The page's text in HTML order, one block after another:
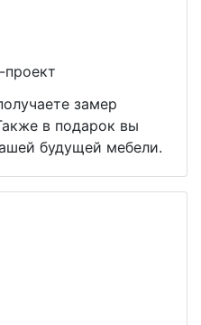
замер
в подарок вы
будущей мебели.